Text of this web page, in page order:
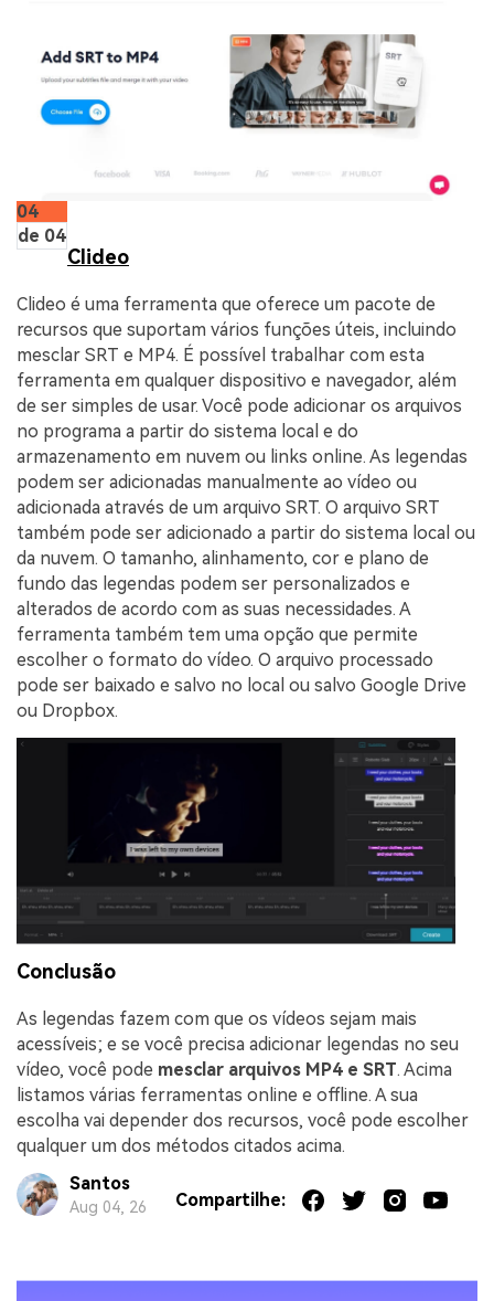
04
de 04
Clideo
Clideo é uma ferramenta que oferece um pacote de
recursos que suportam vários funções úteis, incluindo
mesclar SRT e MP4. É possível trabalhar com esta
ferramenta em qualquer dispositivo e navegador, além
de ser simples de usar. Você pode adicionar os arquivos
no programa a partir do sistema local e do
armazenamento em nuvem ou links online. As legendas
podem ser adicionadas manualmente ao vídeo ou
adicionada através de um arquivo SRT. O arquivo SRT
também pode ser adicionado a partir do sistema local ou
da nuvem. O tamanho, alinhamento, cor e plano de
fundo das legendas podem ser personalizados e
alterados de acordo com as suas necessidades. A
ferramenta também tem uma opção que permite
escolher o formato do vídeo. O arquivo processado
pode ser baixado e salvo no local ou salvo Google Drive
ou Dropbox.
Conclusão
As legendas fazem com que os vídeos sejam mais
acessíveis; e se você precisa adicionar legendas no seu
vídeo, você pode mesclar arquivos MP4 e SRT. Acima
listamos várias ferramentas online e offline. A sua
escolha vai depender dos recursos, você pode escolher
qualquer um dos métodos citados acima.
Santos
Aug 04, 26 Compartilhe: